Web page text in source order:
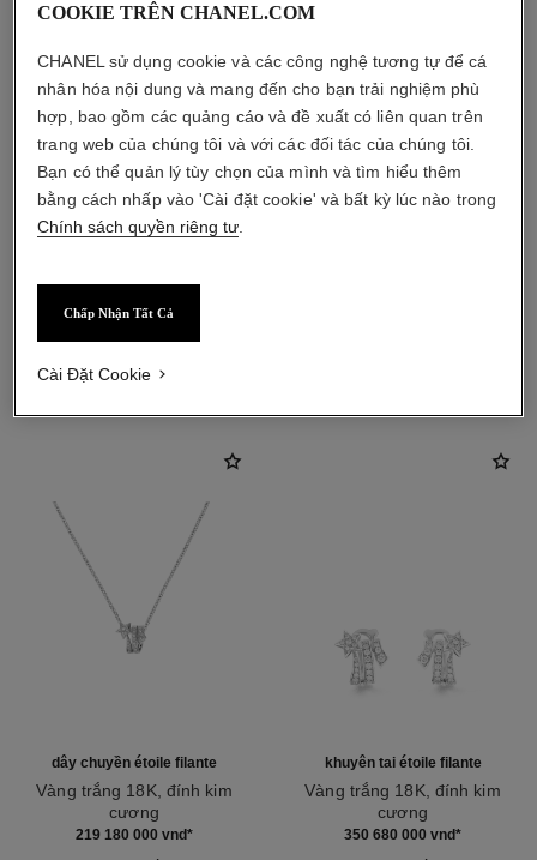
chất liệu
dây chuyền étoile filante
Vàng trắng 18K, đính kim
cương
Tham chiếu J10813
219 180 000 vnd*
khuyên tai étoile filante
Vàng trắng 18K, đính kim
cương
Tham chiếu J10814
350 680 000 vnd*
COOKIE TRÊN CHANEL.COM
CHANEL sử dụng cookie và các công nghệ tương tự để cá
nhân hóa nội dung và mang đến cho bạn trải nghiệm phù
hợp, bao gồm các quảng cáo và đề xuất có liên quan trên
trang web của chúng tôi và với các đối tác của chúng tôi.
Bạn có thể quản lý tùy chọn của mình và tìm hiểu thêm
bằng cách nhấp vào 'Cài đặt cookie' và bất kỳ lúc nào trong
Chính sách quyền riêng tư
Chấp Nhận Tất Cả
Cài Đặt Cookie